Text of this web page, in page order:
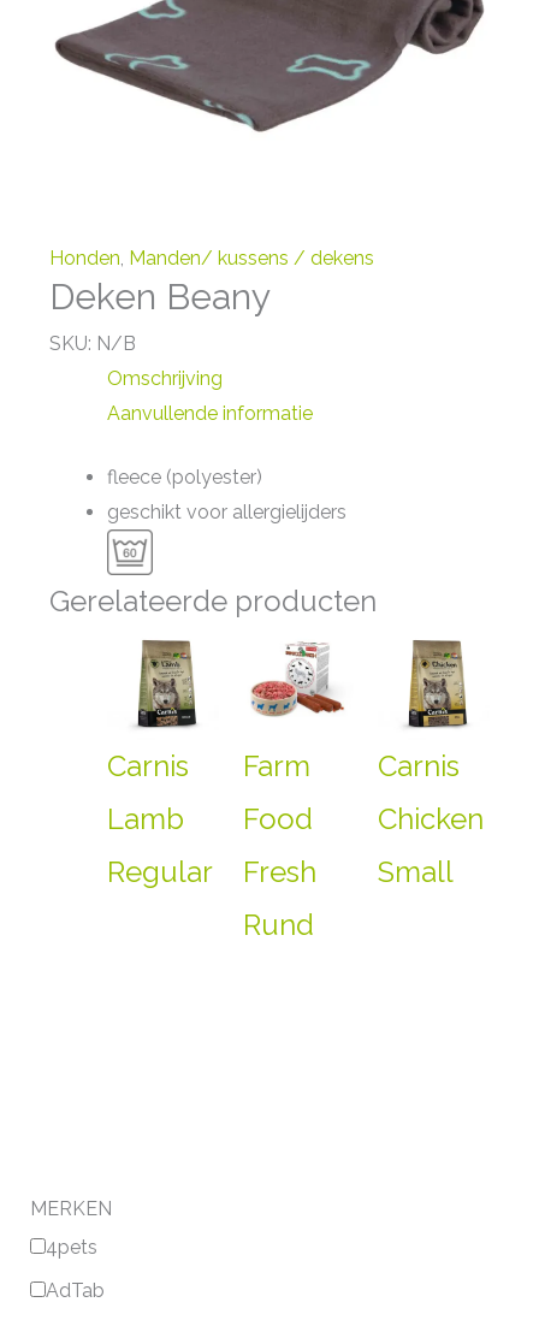
Honden, Manden/ kussens / dekens
Deken Beany
SKU: N/B
Omschrijving
Aanvullende informatie
fleece (polyester)
geschikt voor allergielijders
Gerelateerde producten
Carnis
Lamb
Regular
Farm
Food
Fresh
Rund
Carnis
Chicken
Small
MERKEN
4pets
AdTab